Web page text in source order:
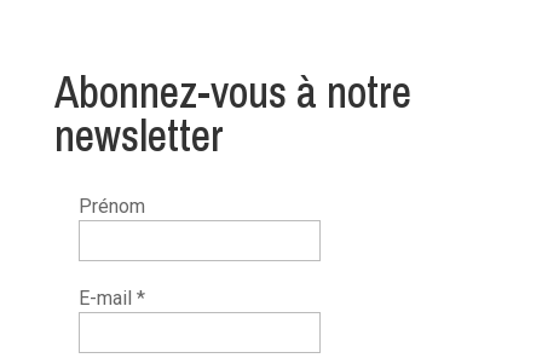
Abonnez-vous à notre
newsletter
Prénom
E-mail *